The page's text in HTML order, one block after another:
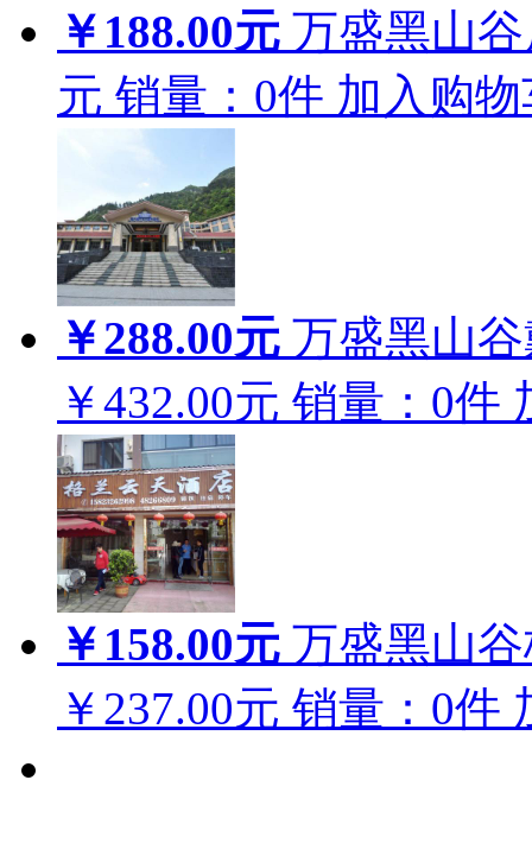
￥188.00元 万盛黑山
元 销量： 0件 加入购物
￥288.00元 万盛黑山
￥432.00元 销量： 0件
￥158.00元 万盛黑山
￥237.00元 销量： 0件